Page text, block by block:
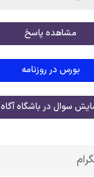
مشاهده پاسخ
بورس در روزنامه
سوال در باشگاه آگاه